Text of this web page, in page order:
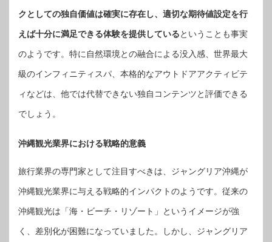
クとしての独自価値は確実に存在し、適切な期待値設定を行
えば十分に満足できる体験を提供しているということも事実
のようです。特に自然環境との融合による没入感、世界最大
級のインフィニティスパ、本格的なアウトドアアクティビテ
ィなどは、他では代替できない独自コンテンツと評価できる
でしょう。
沖縄観光業界における戦略的意義
旅行業界の専門家として注目すべきは、ジャングリア沖縄が
沖縄観光業界に与える戦略的インパクトのようです。従来の
沖縄観光は「海・ビーチ・リゾート」というイメージが強
く、差別化が困難になっていました。しかし、ジャングリア